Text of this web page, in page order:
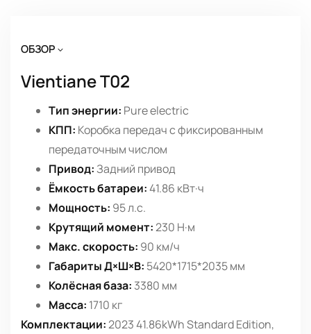
ОБЗОР
Vientiane T02
Тип энергии: Pure electric
КПП: Коробка передач с фиксированным
передаточным числом
Привод: Задний привод
Ёмкость батареи: 41.86 кВт·ч
Мощность: 95 л.с.
Крутящий момент:230 Н·м
Макс. скорость: 90 км/ч
Габариты Д×Ш×В: 5420*1715*2035 мм
Колёсная база: 3380 мм
Масса: 1710 кг
Комплектации:2023 41.86kWh Standard Edition,